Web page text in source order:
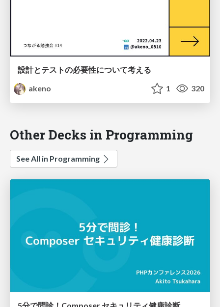
設計とテストの必要性について考える
akeno
1 320
Other Decks in Programming
See All in Programming
5分で問診！Composer セキュリティ健康診断